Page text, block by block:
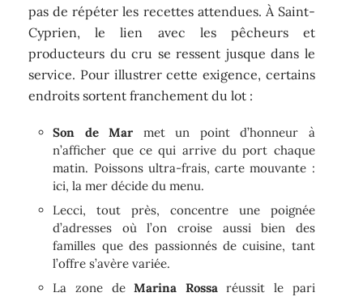
pas de répéter les recettes attendues. À Saint-
Cyprien, le lien avec les pêcheurs et
producteurs du cru se ressent jusque dans le
service. Pour illustrer cette exigence, certains
endroits sortent franchement du lot :
Son de Mar met un point d’honneur à
n’afficher que ce qui arrive du port chaque
matin. Poissons ultra-frais, carte mouvante :
ici, la mer décide du menu.
Lecci, tout près, concentre une poignée
d’adresses où l’on croise aussi bien des
familles que des passionnés de cuisine, tant
l’offre s’avère variée.
La zone deMarina Rossaréussit le pari